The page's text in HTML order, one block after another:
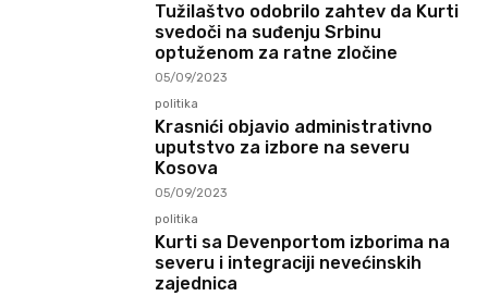
Tužilaštvo odobrilo zahtev da Kurti
svedoči na suđenju Srbinu
optuženom za ratne zločine
05/09/2023
politika
Krasnići objavio administrativno
uputstvo za izbore na severu
Kosova
05/09/2023
politika
Kurti sa Devenportom izborima na
severu i integraciji nevećinskih
zajednica